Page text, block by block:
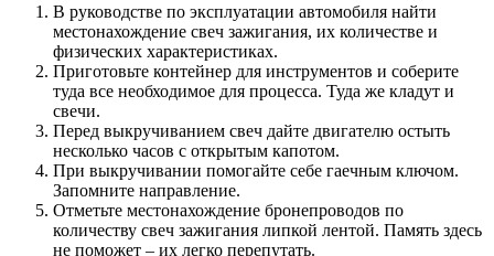
В руководстве по эксплуатации автомобиля найти
местонахождение свеч зажигания, их количестве и
физических характеристиках.
Приготовьте контейнер для инструментов и соберите
туда все необходимое для процесса. Туда же кладут и
свечи.
Перед выкручиванием свеч дайте двигателю остыть
несколько часов с открытым капотом.
При выкручивании помогайте себе гаечным ключом.
Запомните направление.
Отметьте местонахождение бронепроводов по
количеству свеч зажигания липкой лентой. Память здесь
не поможет – их легко перепутать.